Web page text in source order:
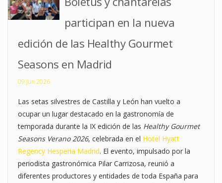
participan en la nueva
edición de las Healthy Gourmet
Seasons en Madrid
09 Jun 2026
Las setas silvestres de Castilla y León han vuelto a
ocupar un lugar destacado en la gastronomía de
temporada durante la IX edición de las Healthy Gourmet
Seasons Verano 2026, celebrada en el Hotel Hyatt
Regency Hesperia Madrid. El evento, impulsado por la
periodista gastronómica Pilar Carrizosa, reunió a
diferentes productores y entidades de toda España para